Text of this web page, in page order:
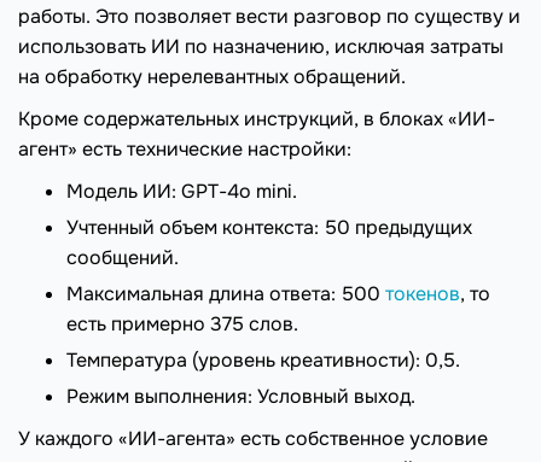
работы. Это позволяет вести разговор по существу и
использовать ИИ по назначению, исключая затраты
на обработку нерелевантных обращений.
Кроме содержательных инструкций, в блоках «ИИ-
агент» есть технические настройки:
Модель ИИ: GPT-4o mini.
Учтенный объем контекста: 50 предыдущих
сообщений.
Максимальная длина ответа: 500 токенов, то
есть примерно 375 слов.
Температура (уровень креативности): 0,5.
Режим выполнения: Условный выход.
У каждого «ИИ-агента» есть собственное условие